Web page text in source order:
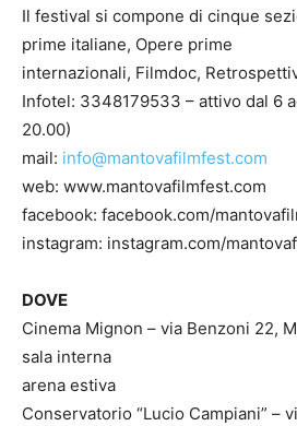
Il festival si compone di cinque
prime italiane, Opere prime
internazionali, Filmdoc,
Infotel: 3348179533 – attivo dal 6
20.00)
mail: info@mantovafilmfest.com
web: www.mantovafilmfest.com
facebook: facebook.com/
instagram: instagram.com/
DOVE
Cinema Mignon – via Benzoni 22,
sala interna
arena estiva
Conservatorio “Lucio Campiani” –